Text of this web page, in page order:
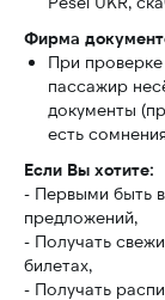
Фирма
При проверке
пассажир
документы
есть
Если Вы хотите:
- Первыми быть
предложений,
- Получать
билетах,
- Получать
Электронная
Телефоны:
+48 602 664 587
Скидки
Адреса выезда